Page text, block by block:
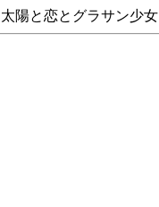
太陽と恋とグラサン少女